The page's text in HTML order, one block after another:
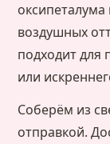
воздушных
подходит для
или
Соберём из
отправкой.